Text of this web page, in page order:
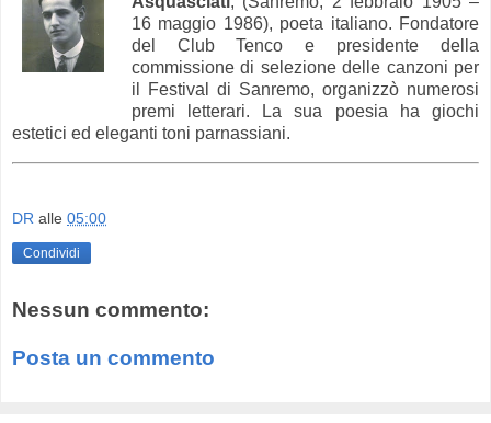
16 maggio 1986), poeta italiano. Fondatore
del Club Tenco e presidente della
commissione di selezione delle canzoni per
il Festival di Sanremo, organizzò numerosi
premi letterari. La sua poesia ha giochi
estetici ed eleganti toni parnassiani.
DR alle 05:00
Condividi
Nessun commento:
Posta un commento